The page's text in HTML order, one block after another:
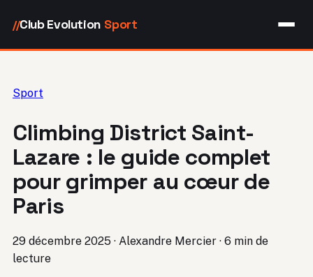
//Club Evolution Sport
Sport
Climbing District Saint-
Lazare : le guide complet
pour grimper au cœur de
Paris
29 décembre 2025 · Alexandre Mercier · 6 min de
lecture